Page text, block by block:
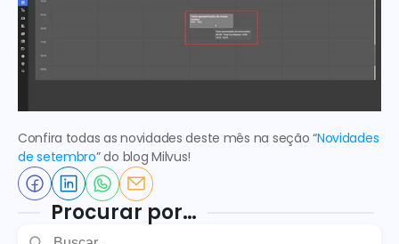
Confira todas as novidades deste mês na seção “Novidades
de setembro” do blog Milvus!
Procurar por…